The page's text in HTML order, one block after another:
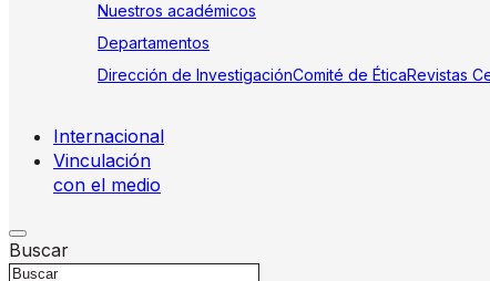
Nuestros académicos
Departamentos
Dirección de InvestigaciónComité de ÉticaRevistas
Internacional
Vinculación
con el medio
Buscar